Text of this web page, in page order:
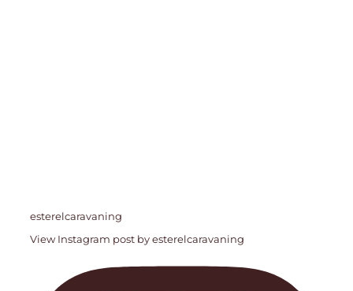
esterelcaravaning
View Instagram post by esterelcaravaning